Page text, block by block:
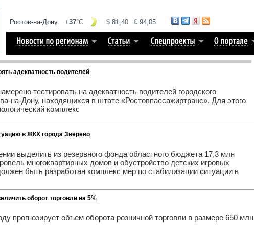
адекватность водителей
тестировать на адекватность водителей городского
на-Дону, находящихся в штате «Ростовпассажиртранс». Для этого
комплекс
в ЖКХ города Зверево
выделить из резервного фонда областного бюджета 17,3 млн
многоквартирных домов и обустройство детских игровых
быть разработан комплекс мер по стабилизации ситуации в
оборот торговли на 5%
прогнозирует объем оборота розничной торговли в размере 650 млн